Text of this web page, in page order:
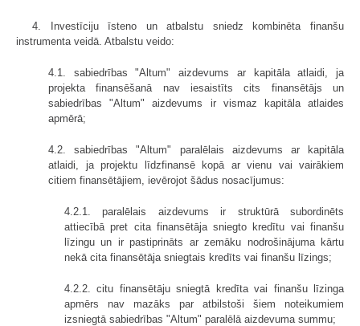
4. Investīciju īsteno un atbalstu sniedz kombinēta finanšu
instrumenta veidā. Atbalstu veido:
4.1. sabiedrības "Altum" aizdevums ar kapitāla atlaidi, ja
projekta finansēšanā nav iesaistīts cits finansētājs un
sabiedrības "Altum" aizdevums ir vismaz kapitāla atlaides
apmērā;
4.2. sabiedrības "Altum" paralēlais aizdevums ar kapitāla
atlaidi, ja projektu līdzfinansē kopā ar vienu vai vairākiem
citiem finansētājiem, ievērojot šādus nosacījumus:
4.2.1. paralēlais aizdevums ir struktūrā subordinēts
attiecībā pret cita finansētāja sniegto kredītu vai finanšu
līzingu un ir pastiprināts ar zemāku nodrošinājuma kārtu
nekā cita finansētāja sniegtais kredīts vai finanšu līzings;
4.2.2. citu finansētāju sniegtā kredīta vai finanšu līzinga
apmērs nav mazāks par atbilstoši šiem noteikumiem
izsniegtā sabiedrības "Altum" paralēlā aizdevuma summu;